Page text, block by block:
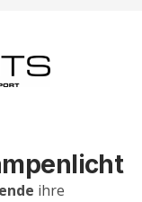
ihre